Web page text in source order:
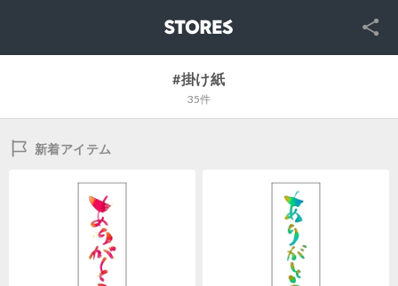
SNS
#掛け紙
35件
新着アイテム